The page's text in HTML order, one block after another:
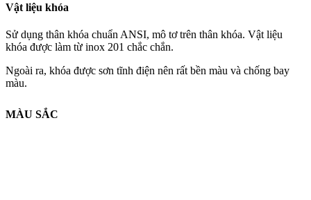
Vật liệu khóa
Sử dụng thân khóa chuẩn ANSI, mô tơ trên thân khóa. Vật liệu
khóa được làm từ inox 201 chắc chắn.
Ngoài ra, khóa được sơn tĩnh điện nên rất bền màu và chống bay
màu.
MÀU SẮC